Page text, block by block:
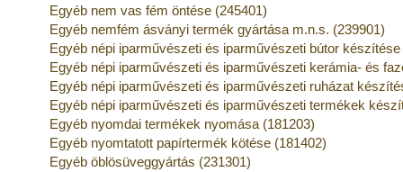
Egyéb nem vas fém öntése (245401)
Egyéb nemfém ásványi termék gyártása m.n.s. (239901)
Egyéb népi iparművészeti és iparművészeti bútor
Egyéb népi iparművészeti és iparművészeti kerámia- és
Egyéb népi iparművészeti és iparművészeti ruházat
Egyéb népi iparművészeti és iparművészeti termékek
Egyéb nyomdai termékek nyomása (181203)
Egyéb nyomtatott papírtermék kötése (181402)
Egyéb öblösüveggyártás (231301)